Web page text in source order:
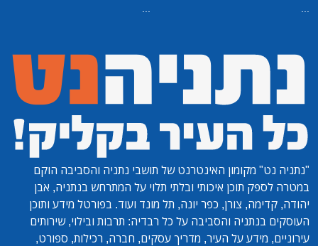
...
...
"נתניה נט" מקומון האינטרנט של תושבי נתניה והסביבה הוקם
במטרה לספק תוכן איכותי ובלתי תלוי על המתרחש בנתניה, אבן
יהודה, קדימה, צורן, כפר יונה, תל מונד ועוד. בפורטל מידע ותוכן
העוסקים בנתניה והסביבה על כל רבדיה: תרבות ובילוי, שירותים
עירוניים, מידע על העיר, מדריך עסקים, חברה, רכילות, ספורט,